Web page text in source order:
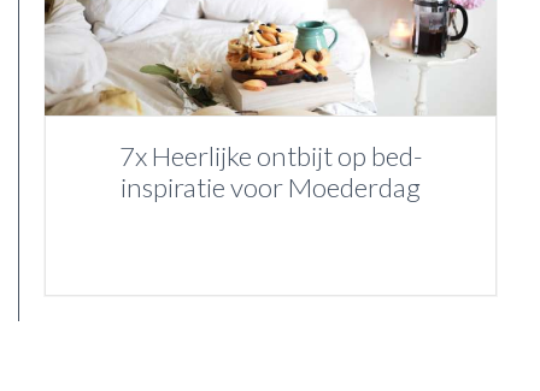
7x Heerlijke ontbijt op bed-
inspiratie voor Moederdag